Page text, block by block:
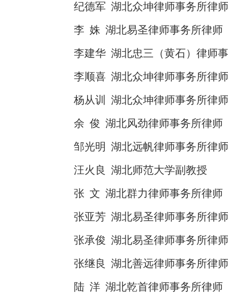
纪德军 湖北众坤律师事务所律师
李 姝 湖北易圣律师事务所律师
李建华 湖北忠三（黄石）律师
李顺喜 湖北众坤律师事务所律师
杨从训 湖北众坤律师事务所律师
余 俊 湖北风劲律师事务所律师
邹光明 湖北远帆律师事务所律师
汪火良 湖北师范大学副教授
张 文 湖北群力律师事务所律师
张亚芳 湖北易圣律师事务所律师
张承俊 湖北易圣律师事务所律师
张继良 湖北善远律师事务所律师
陆 洋 湖北乾首律师事务所律师